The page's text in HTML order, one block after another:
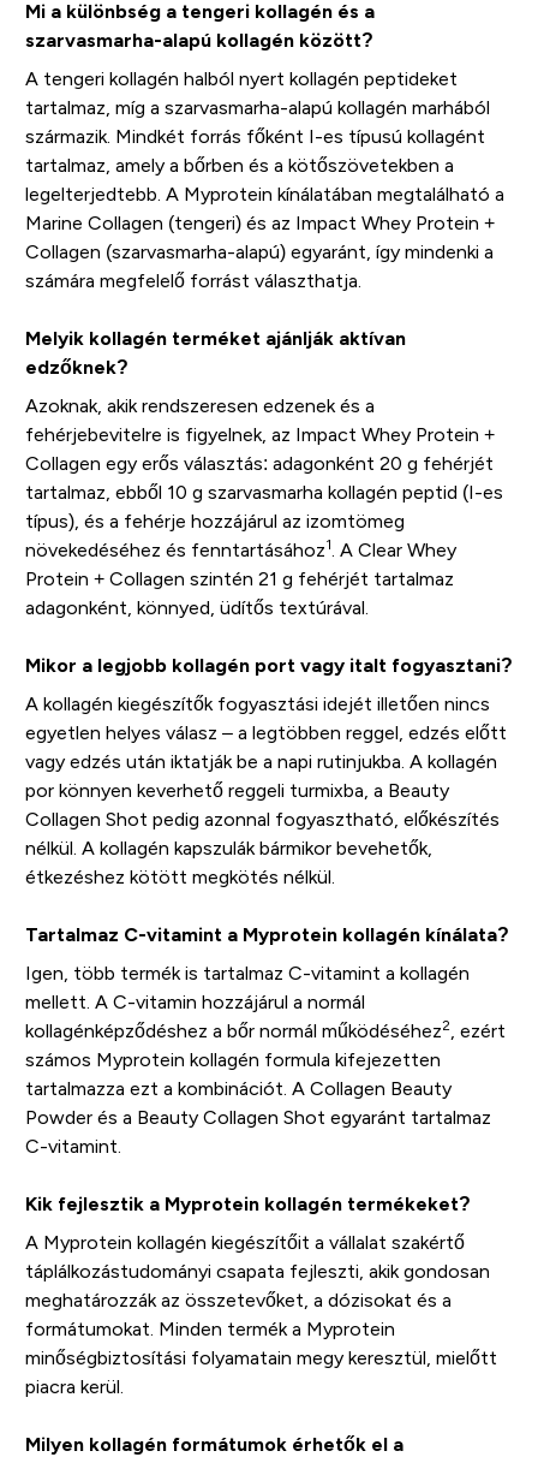
Mi a különbség a tengeri kollagén és a
szarvasmarha-alapú kollagén között?
A tengeri kollagén halból nyert kollagén peptideket
tartalmaz, míg a szarvasmarha-alapú kollagén marhából
származik. Mindkét forrás főként I-es típusú kollagént
tartalmaz, amely a bőrben és a kötőszövetekben a
legelterjedtebb. A Myprotein kínálatában megtalálható a
Marine Collagen (tengeri) és az Impact Whey Protein +
Collagen (szarvasmarha-alapú) egyaránt, így mindenki a
számára megfelelő forrást választhatja.
Melyik kollagén terméket ajánlják aktívan
edzőknek?
Azoknak, akik rendszeresen edzenek és a
fehérjebevitelre is figyelnek, az Impact Whey Protein +
Collagen egy erős választás: adagonként 20 g fehérjét
tartalmaz, ebből 10 g szarvasmarha kollagén peptid (I-es
típus), és a fehérje hozzájárul az izomtömeg
növekedéséhez és fenntartásához1. A Clear Whey
Protein + Collagen szintén 21 g fehérjét tartalmaz
adagonként, könnyed, üdítős textúrával.
Mikor a legjobb kollagén port vagy italt fogyasztani?
A kollagén kiegészítők fogyasztási idejét illetően nincs
egyetlen helyes válasz – a legtöbben reggel, edzés előtt
vagy edzés után iktatják be a napi rutinjukba. A kollagén
por könnyen keverhető reggeli turmixba, a Beauty
Collagen Shot pedig azonnal fogyasztható, előkészítés
nélkül. A kollagén kapszulák bármikor bevehetők,
étkezéshez kötött megkötés nélkül.
Tartalmaz C-vitamint a Myprotein kollagén kínálata?
Igen, több termék is tartalmaz C-vitamint a kollagén
mellett. A C-vitamin hozzájárul a normál
kollagénképződéshez a bőr normál működéséhez2, ezért
számos Myprotein kollagén formula kifejezetten
tartalmazza ezt a kombinációt. A Collagen Beauty
Powder és a Beauty Collagen Shot egyaránt tartalmaz
C-vitamint.
Kik fejlesztik a Myprotein kollagén termékeket?
A Myprotein kollagén kiegészítőit a vállalat szakértő
táplálkozástudományi csapata fejleszti, akik gondosan
meghatározzák az összetevőket, a dózisokat és a
formátumokat. Minden termék a Myprotein
minőségbiztosítási folyamatain megy keresztül, mielőtt
piacra kerül.
Milyen kollagén formátumok érhetők el a